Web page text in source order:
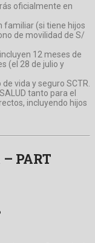
oficialmente en
familiar (si tiene hijos
de movilidad de S/
12 meses de
(el 28 de julio y
vida y seguro SCTR.
tanto para el
incluyendo hijos
PART